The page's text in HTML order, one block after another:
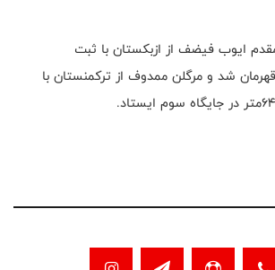
ایوب فیضف از ازبکستان با ثبت
نایب قهرمان شد و مرگلن ممدوف از ترکمنستان با